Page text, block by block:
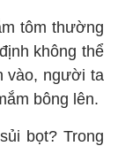
tôm thường
không thể
vào, người ta
bông lên.
bọt? Trong